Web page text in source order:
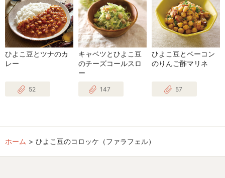
ひよこ豆とツナのカ
レー
52
キャベツとひよこ豆
のチーズコールスロ
ー
147
ひよこ豆とベーコン
のりんご酢マリネ
57
ホーム ひよこ豆のコロッケ（ファラフェル）